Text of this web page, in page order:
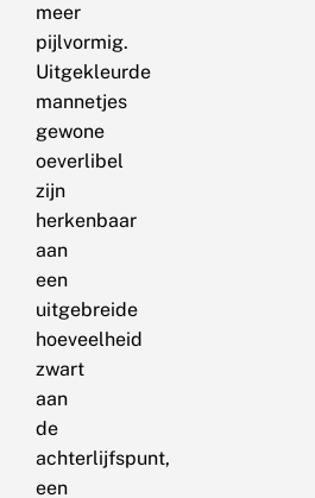
meer
pijlvormig.
Uitgekleurde
mannetjes
gewone
oeverlibel
zijn
herkenbaar
aan
een
uitgebreide
hoeveelheid
zwart
aan
de
achterlijfspunt,
een